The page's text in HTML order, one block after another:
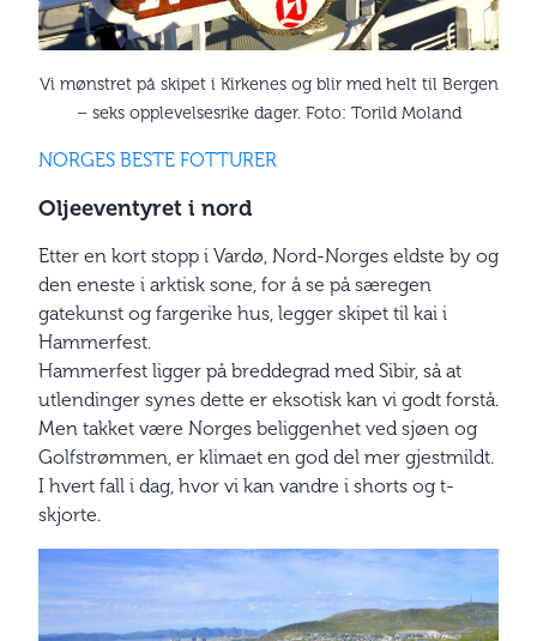
Vi mønstret på skipet i Kirkenes og blir med helt til Bergen
– seks opplevelsesrike dager. Foto: Torild Moland
NORGES BESTE FOTTURER
Oljeeventyret i nord
Etter en kort stopp i Vardø, Nord-Norges eldste by og
den eneste i arktisk sone, for å se på særegen
gatekunst og fargerike hus, legger skipet til kai i
Hammerfest.
Hammerfest ligger på breddegrad med Sibir, så at
utlendinger synes dette er eksotisk kan vi godt forstå.
Men takket være Norges beliggenhet ved sjøen og
Golfstrømmen, er klimaet en god del mer gjestmildt.
I hvert fall i dag, hvor vi kan vandre i shorts og t-
skjorte.